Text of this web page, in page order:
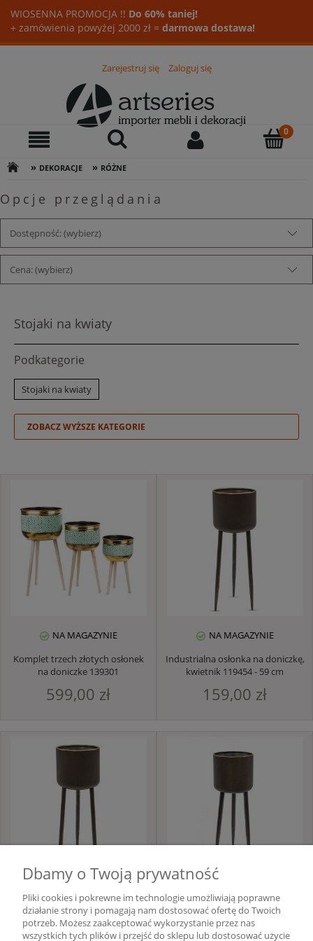
WIOSENNA PROMOCJA !! Do 60% taniej!
+ zamówienia powyżej 2000 zł = darmowa dostawa!
Zarejestruj się Zaloguj się
» DEKORACJE » RÓŻNE
Opcje przeglądania
Dostępność: (wybierz)
Cena: (wybierz)
Stojaki na kwiaty
Podkategorie
Stojaki na kwiaty
NA MAGAZYNIE
Komplet trzech złotych osłonek
na doniczkę 139301
599,00 zł
NA MAGAZYNIE
Industrialna osłonka na doniczkę,
kwietnik 119454 - 59 cm
159,00 zł
NA MAGAZYNIE
Wysoki kwietnik, osłonka na
doniczkę 119458 loft - 88 cm
NA MAGAZYNIE
Metalowa, stojąca osłonka na
doniczkę 119455 kwietnik - 74,5
Dbamy o Twoją prywatność
Pliki cookies i pokrewne im technologie umożliwiają poprawne
działanie strony i pomagają nam dostosować ofertę do Twoich
potrzeb. Możesz zaakceptować wykorzystanie przez nas
wszystkich tych plików i przejść do sklepu lub dostosować użycie